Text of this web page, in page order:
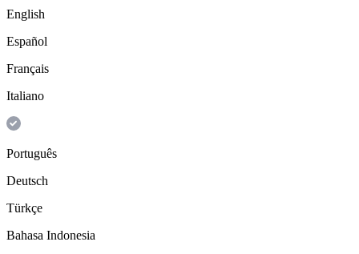
English
Español
Français
Italiano
Português
Deutsch
Türkçe
Bahasa Indonesia